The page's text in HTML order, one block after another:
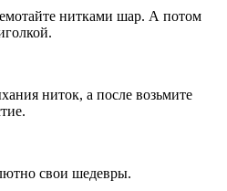
нитками шар. А потом
ниток, а после возьмите
свои шедевры.